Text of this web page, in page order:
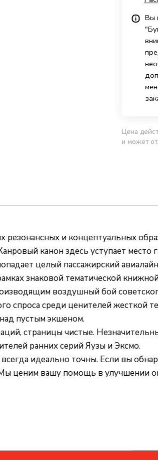
Вы
Цена
и может
и концептуальных
канон здесь уступает место
целый пассажирский
знаковой тематической
воздушный бой
спроса среди ценителей жесткой
пустым экшеном.
страницы чистые.
ранних серий Яузы и Эксмо.
идеально точны. Если вы
Мы ценим вашу помощь в улучшении